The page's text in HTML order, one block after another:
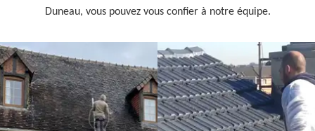
Duneau, vous pouvez vous confier à notre équipe.